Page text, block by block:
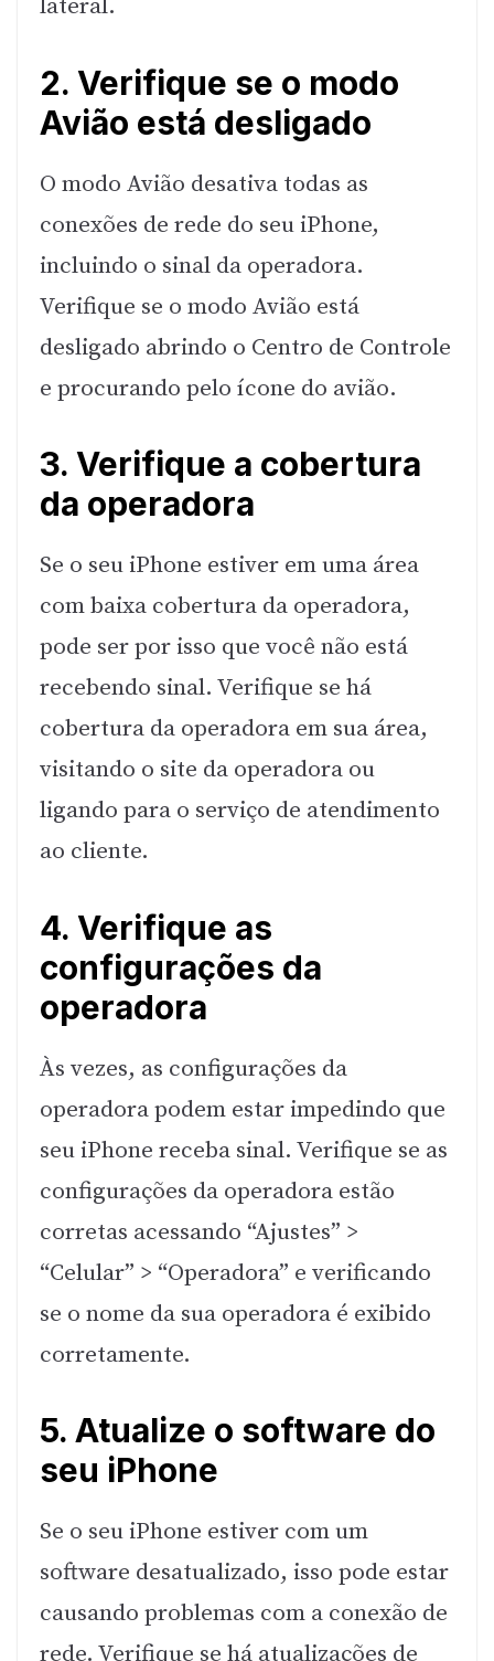
lateral.
2. Verifique se o modo
Avião está desligado
O modo Avião desativa todas as
conexões de rede do seu iPhone,
incluindo o sinal da operadora.
Verifique se o modo Avião está
desligado abrindo o Centro de Controle
e procurando pelo ícone do avião.
3. Verifique a cobertura
da operadora
Se o seu iPhone estiver em uma área
com baixa cobertura da operadora,
pode ser por isso que você não está
recebendo sinal. Verifique se há
cobertura da operadora em sua área,
visitando o site da operadora ou
ligando para o serviço de atendimento
ao cliente.
4. Verifique as
configurações da
operadora
Às vezes, as configurações da
operadora podem estar impedindo que
seu iPhone receba sinal. Verifique se as
configurações da operadora estão
corretas acessando “Ajustes” >
“Celular” > “Operadora” e verificando
se o nome da sua operadora é exibido
corretamente.
5. Atualize o software do
seu iPhone
Se o seu iPhone estiver com um
software desatualizado, isso pode estar
causando problemas com a conexão de
rede. Verifique se há atualizações de